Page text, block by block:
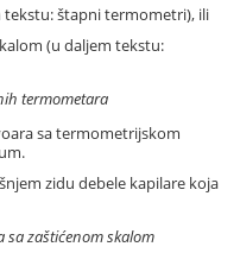
štapni termometri), ili
(u daljem tekstu:
termometara
sa termometrijskom
zidu debele kapilare koja
sa zaštićenom skalom